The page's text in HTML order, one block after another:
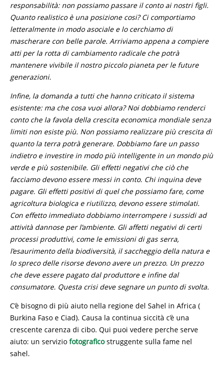
responsabilità: non possiamo passare il conto ai nostri figli.
Quanto realistico è una posizione cosi? Ci comportiamo
letteralmente in modo asociale e lo cerchiamo di
mascherare con belle parole. Arriviamo appena a compiere
atti per la rotta di cambiamento radicale che potrà
mantenere vivibile il nostro piccolo pianeta per le future
generazioni.
Infine, la domanda a tutti che hanno criticato il sistema
esistente: ma che cosa vuoi allora? Noi dobbiamo renderci
conto che la favola della crescita economica mondiale senza
limiti non esiste più. Non possiamo realizzare più crescita di
quanto la terra potrà generare. Dobbiamo fare un passo
indietro e investire in modo più intelligente in un mondo più
verde e più sostenibile. Gli effetti negativi che ciò che
facciamo devono essere messi in conto. Chi inquina deve
pagare. Gli effetti positivi di quel che possiamo fare, come
agricoltura biologica e riutilizzo, devono essere stimolati.
Con effetto immediato dobbiamo interrompere i sussidi ad
attività dannose per l’ambiente. Gli affetti negativi di certi
processi produttivi, come le emissioni di gas serra,
l’esaurimento della biodiversità, il saccheggio della natura e
lo spreco delle risorse devono avere un prezzo. Un prezzo
che deve essere pagato dal produttore e infine dal
consumatore. Questa crisi deve segnare un punto di svolta.
C’è bisogno di più aiuto nella regione del Sahel in Africa (
Burkina Faso e Ciad). Causa la continua siccità c’è una
crescente carenza di cibo. Qui puoi vedere perche serve
aiuto: un servizio fotograficostruggente sulla fame nel
sahel.